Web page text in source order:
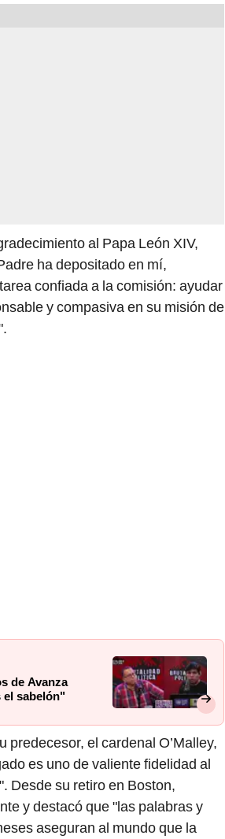
al Papa León XIV,
ha depositado en mí,
confiada a la comisión: ayudar
y compasiva en su misión de
de Avanza
el sabelón"
el cardenal O’Malley,
es uno de valiente fidelidad al
Desde su retiro en Boston,
y destacó que "las palabras y
aseguran al mundo que la